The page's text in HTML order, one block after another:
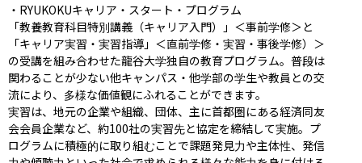
・RYUKOKUキャリア・スタート・プログラム
「教養教育科目特別講義（キャリア入門）」＜事前学修＞と
「キャリア実習・実習指導」＜直前学修・実習・事後学修）＞
の受講を組み合わせた龍谷大学独自の教育プログラム。普段は
関わることが少ない他キャンパス・他学部の学生や教員との交
流により、多様な価値観にふれることができます。
実習は、地元の企業や組織、団体、主に首都圏にある経済同友
会会員企業など、約100社の実習先と協定を締結して実施。プ
ログラムに積極的に取り組むことで課題発見力や主体性、発信